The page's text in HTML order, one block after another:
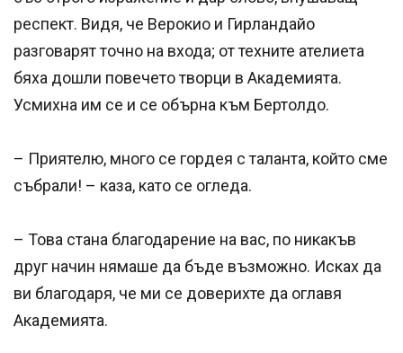
респект. Видя, че Верокио и Гирландайо
разговарят точно на входа; от техните ателиета
бяха дошли повечето творци в Академията.
Усмихна им се и се обърна към Бертолдо.
– Приятелю, много се гордея с таланта, който сме
събрали! – каза, като се огледа.
– Това стана благодарение на вас, по никакъв
друг начин нямаше да бъде възможно. Исках да
ви благодаря, че ми се доверихте да оглавя
Академията.